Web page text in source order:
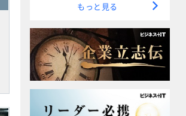
もっと見る